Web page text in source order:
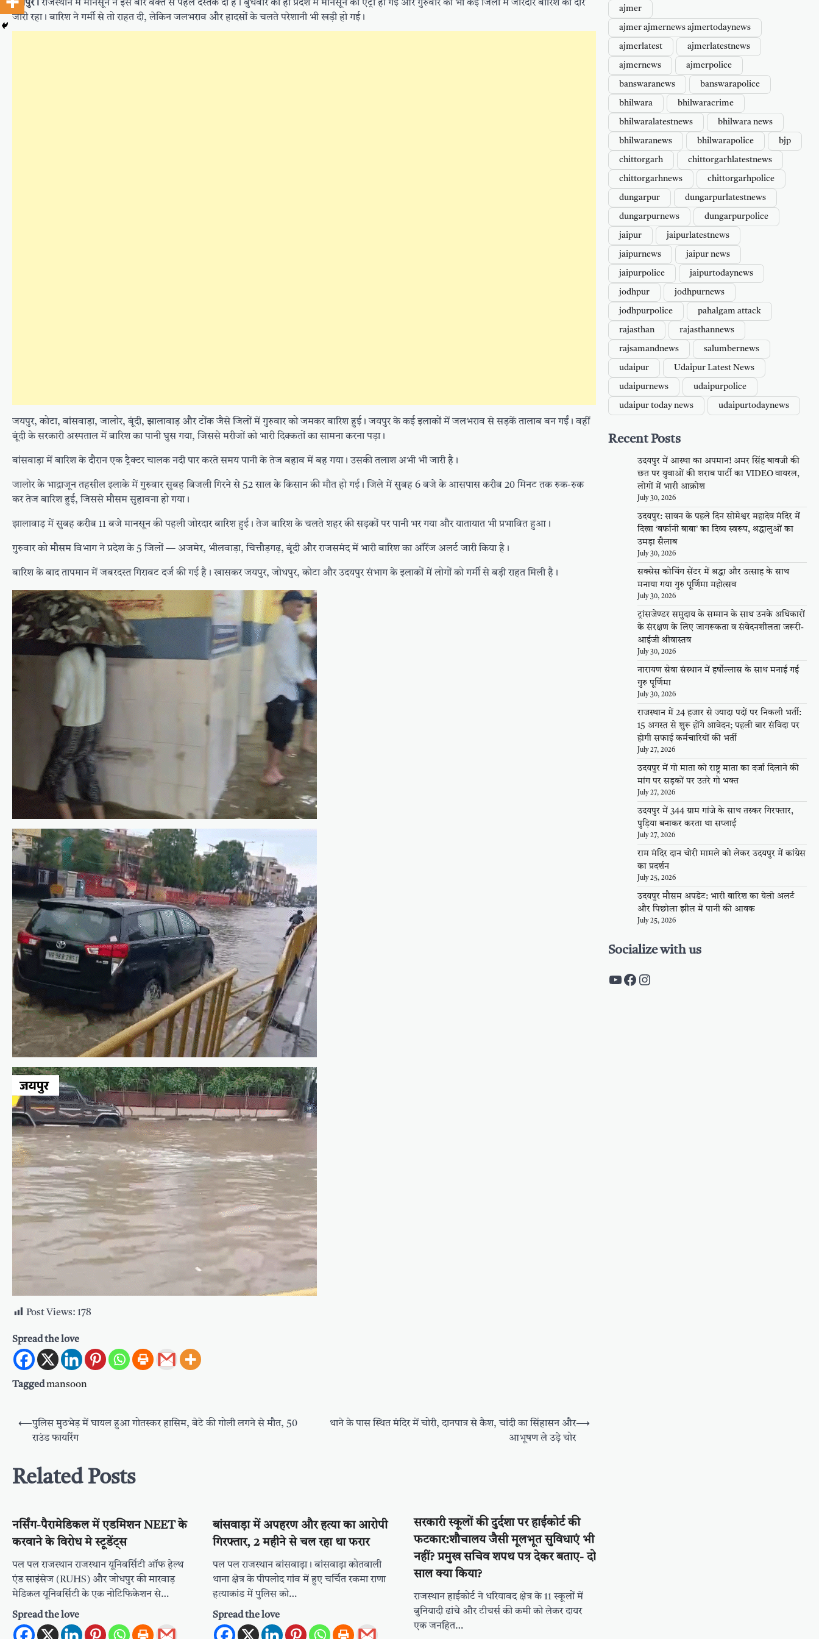
जयपुर। राजस्थान में मानसून ने इस बार वक्त से पहले दस्तक दी है। बुधवार को ही प्रदेश में मानसून की एंट्री हो गई और गुरुवार को भी कई जिलों में जोरदार बारिश का दौर
जारी रहा। बारिश ने गर्मी से तो राहत दी, लेकिन जलभराव और हादसों के चलते परेशानी भी खड़ी हो गई।
जयपुर, कोटा, बांसवाड़ा, जालोर, बूंदी, झालावाड़ और टोंक जैसे जिलों में गुरुवार को जमकर बारिश हुई। जयपुर के कई इलाकों में जलभराव से सड़कें तालाब बन गईं। वहीं
बूंदी के सरकारी अस्पताल में बारिश का पानी घुस गया, जिससे मरीजों को भारी दिक्कतों का सामना करना पड़ा।
बांसवाड़ा में बारिश के दौरान एक ट्रैक्टर चालक नदी पार करते समय पानी के तेज बहाव में बह गया। उसकी तलाश अभी भी जारी है।
जालोर के भाद्राजून तहसील इलाके में गुरुवार सुबह बिजली गिरने से 52 साल के किसान की मौत हो गई। जिले में सुबह 6 बजे के आसपास करीब 20 मिनट तक रुक-रुक
कर तेज बारिश हुई, जिससे मौसम सुहावना हो गया।
झालावाड़ में सुबह करीब 11 बजे मानसून की पहली जोरदार बारिश हुई। तेज बारिश के चलते शहर की सड़कों पर पानी भर गया और यातायात भी प्रभावित हुआ।
गुरुवार को मौसम विभाग ने प्रदेश के 5 जिलों — अजमेर, भीलवाड़ा, चित्तौड़गढ़, बूंदी और राजसमंद में भारी बारिश का ऑरेंज अलर्ट जारी किया है।
बारिश के बाद तापमान में जबरदस्त गिरावट दर्ज की गई है। खासकर जयपुर, जोधपुर, कोटा और उदयपुर संभाग के इलाकों में लोगों को गर्मी से बड़ी राहत मिली है।
Post Views: 178
Spread the love
Taggedmansoon
Post
navigation
⟵पुलिस मुठभेड़ में घायल हुआ गोतस्कर हासिम, बेटे की गोली लगने से मौत, 50
राउंड फायरिंग
थाने के पास स्थित मंदिर में चोरी, दानपात्र से कैश, चांदी का सिंहासन और
आभूषण ले उड़े चोर
⟶
Related Posts
नर्सिंग-पैरामेडिकल में एडमिशन NEET के
करवाने के विरोध मे स्टूडेंट्स
पल पल राजस्थान राजस्थान यूनिवर्सिटी ऑफ हेल्थ
एंड साइंसेज (RUHS) और जोधपुर की मारवाड़
मेडिकल यूनिवर्सिटी के एक नोटिफिकेशन से…
Spread the love
बांसवाड़ा में अपहरण और हत्या का आरोपी
गिरफ्तार, 2 महीने से चल रहा था फरार
पल पल राजस्थान बांसवाड़ा। बांसवाड़ा कोतवाली
थाना क्षेत्र के पीपलोद गांव में हुए चर्चित रकमा राणा
हत्याकांड में पुलिस को…
Spread the love
सरकारी स्कूलों की दुर्दशा पर हाईकोर्ट की
फटकार:शौचालय जैसी मूलभूत सुविधाएं भी
नहीं? प्रमुख सचिव शपथ पत्र देकर बताए- दो
साल क्या किया?
राजस्थान हाईकोर्ट ने धरियावद क्षेत्र के 11 स्कूलों में
बुनियादी ढांचे और टीचर्स की कमी को लेकर दायर
एक जनहित…
ajmer
ajmer ajmernews ajmertodaynews
ajmerlatest ajmerlatestnews
ajmernews ajmerpolice
banswaranews banswarapolice
bhilwara bhilwaracrime
bhilwaralatestnews bhilwara news
bhilwaranews bhilwarapolice bjp
chittorgarh chittorgarhlatestnews
chittorgarhnews chittorgarhpolice
dungarpur dungarpurlatestnews
dungarpurnews dungarpurpolice
jaipur jaipurlatestnews
jaipurnews jaipur news
jaipurpolice jaipurtodaynews
jodhpur jodhpurnews
jodhpurpolice pahalgam attack
rajasthan rajasthannews
rajsamandnews salumbernews
udaipur Udaipur Latest News
udaipurnews udaipurpolice
udaipur today news udaipurtodaynews
Recent Posts
उदयपुर में आस्था का अपमान! अमर सिंह बावजी की
छत पर युवाओं की शराब पार्टी का VIDEO वायरल,
लोगों में भारी आक्रोश
July 30, 2026
उदयपुर: सावन के पहले दिन सोमेश्वर महादेव मंदिर में
दिखा ‘बर्फानी बाबा’ का दिव्य स्वरूप, श्रद्धालुओं का
उमड़ा सैलाब
July 30, 2026
सक्सेस कोचिंग सेंटर में श्रद्धा और उत्साह के साथ
मनाया गया गुरु पूर्णिमा महोत्सव
July 30, 2026
ट्रांसजेण्डर समुदाय के सम्मान के साथ उनके अधिकारों
के संरक्षण के लिए जागरूकता व संवेदनशीलता जरूरी-
आईजी श्रीवास्तव
July 30, 2026
नारायण सेवा संस्थान में हर्षोल्लास के साथ मनाई गई
गुरु पूर्णिमा
July 30, 2026
राजस्थान में 24 हजार से ज्यादा पदों पर निकली भर्ती:
15 अगस्त से शुरू होंगे आवेदन; पहली बार संविदा पर
होगी सफाई कर्मचारियों की भर्ती
July 27, 2026
उदयपुर में गो माता को राष्ट्र माता का दर्जा दिलाने की
मांग पर सड़कों पर उतरे गो भक्त
July 27, 2026
उदयपुर में 344 ग्राम गांजे के साथ तस्कर गिरफ्तार,
पुड़िया बनाकर करता था सप्लाई
July 27, 2026
राम मंदिर दान चोरी मामले को लेकर उदयपुर में कांग्रेस
का प्रदर्शन
July 25, 2026
उदयपुर मौसम अपडेट: भारी बारिश का येलो अलर्ट
और पिछोला झील में पानी की आवक
July 25, 2026
Socialize with us
https://www.youtube.com/c/
https://www.facebook.com/
Instagram